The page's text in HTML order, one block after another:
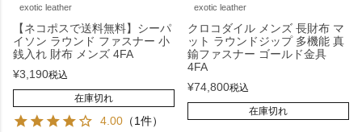
exotic leather
【ネコポスで送料無料】シーパ
イソン ラウンド ファスナー 小
銭入れ 財布 メンズ 4FA
¥3,190税込
在庫切れ
4.00 （1件）
exotic leather
クロコダイル メンズ 長財布 マ
ット ラウンドジップ 多機能 真
鍮ファスナー ゴールド金具
4FA
¥74,800税込
在庫切れ